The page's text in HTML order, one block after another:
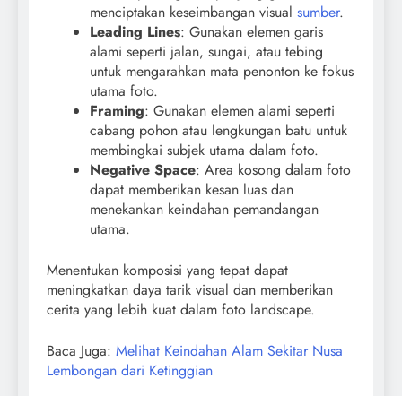
menciptakan keseimbangan visual sumber.
Leading Lines: Gunakan elemen garis
alami seperti jalan, sungai, atau tebing
untuk mengarahkan mata penonton ke fokus
utama foto.
Framing: Gunakan elemen alami seperti
cabang pohon atau lengkungan batu untuk
membingkai subjek utama dalam foto.
Negative Space: Area kosong dalam foto
dapat memberikan kesan luas dan
menekankan keindahan pemandangan
utama.
Menentukan komposisi yang tepat dapat
meningkatkan daya tarik visual dan memberikan
cerita yang lebih kuat dalam foto landscape.
Baca Juga: Melihat Keindahan Alam Sekitar Nusa
Lembongan dari Ketinggian